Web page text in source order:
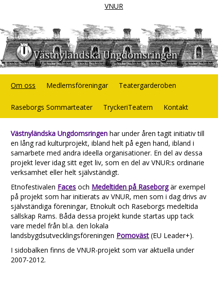
VNUR
Om oss Medlemsföreningar Teatergarderoben
Raseborgs Sommarteater TryckeriTeatern Kontakt
Västnyländska Ungdomsringen har under åren tagit initiativ till
en lång rad kulturprojekt, ibland helt på egen hand, ibland i
samarbete med andra ideella organisationer. En del av dessa
projekt lever idag sitt eget liv, som en del av VNUR:s ordinarie
verksamhet eller helt självständigt.
Etnofestivalen Faces och Medeltiden på Raseborgär exempel
på projekt som har initierats av VNUR, men som i dag drivs av
självständiga föreningar, Etnokult och Raseborgs medeltida
sällskap Rams. Båda dessa projekt kunde startas upp tack
vare medel från bl.a. den lokala
landsbygdsutvecklingsföreningen Pomoväst (EU Leader+).
I sidobalken finns de VNUR-projekt som var aktuella under
2007-2012.